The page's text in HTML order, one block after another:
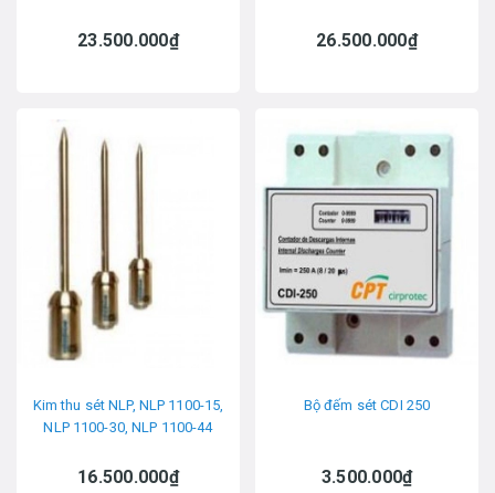
23.500.000₫ 26.500.000₫
Kim thu sét NLP, NLP 1100-15,
NLP 1100-30, NLP 1100-44
16.500.000₫
Bộ đếm sét CDI 250
3.500.000₫